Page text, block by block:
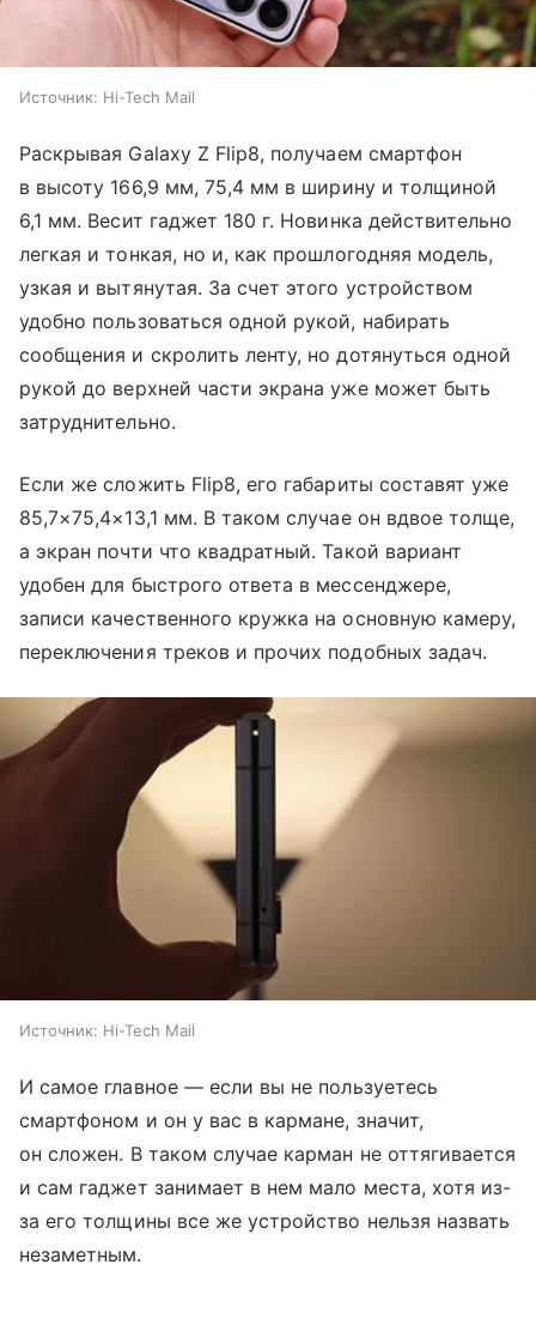
Источник: Hi-Tech Mail
Раскрывая Galaxy Z Flip8, получаем смартфон
в высоту 166,9 мм, 75,4 мм в ширину и толщиной
6,1 мм. Весит гаджет 180 г. Новинка действительно
легкая и тонкая, но и, как прошлогодняя модель,
узкая и вытянутая. За счет этого устройством
удобно пользоваться одной рукой, набирать
сообщения и скролить ленту, но дотянуться одной
рукой до верхней части экрана уже может быть
затруднительно.
Если же сложить Flip8, его габариты составят уже
85,7×75,4×13,1 мм. В таком случае он вдвое толще,
а экран почти что квадратный. Такой вариант
удобен для быстрого ответа в мессенджере,
записи качественного кружка на основную камеру,
переключения треков и прочих подобных задач.
Источник: Hi-Tech Mail
И самое главное — если вы не пользуетесь
смартфоном и он у вас в кармане, значит,
он сложен. В таком случае карман не оттягивается
и сам гаджет занимает в нем мало места, хотя из-
за его толщины все же устройство нельзя назвать
незаметным.